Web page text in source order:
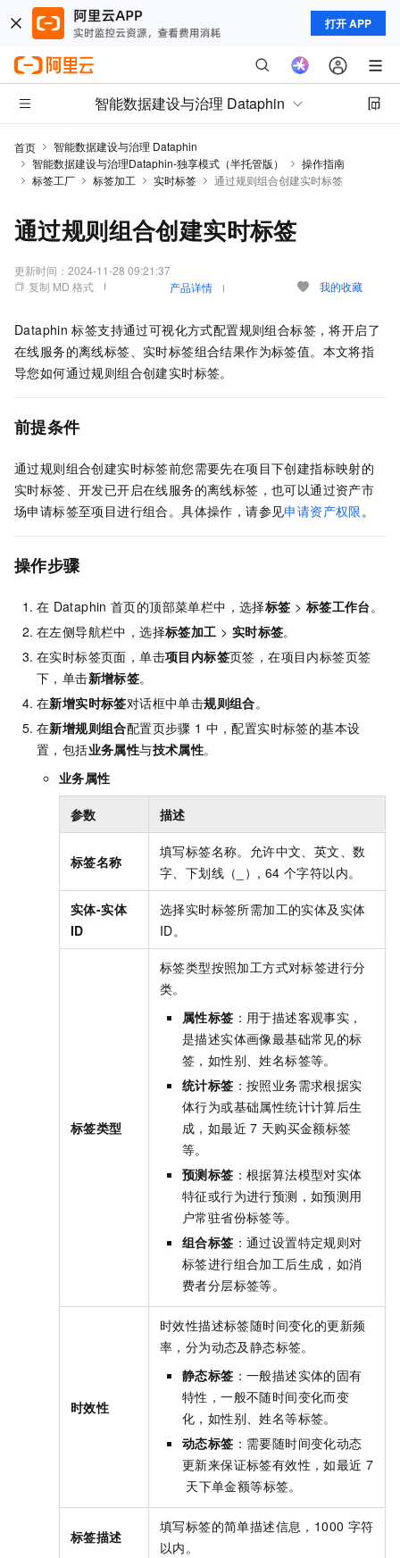
打开 APP
智能数据建设与治理 Dataphin
首页
智能数据建设与治理 Dataphin
智能数据建设与治理Dataphin-独享模式（半托管版）
操作指南
标签工厂
标签加工 实时标签 通过规则组合创建实时标签
通过规则组合创建实时标签
更新时间： 2024-11-28 09:21:37
复制 MD 格式
产品详情 我的收藏
Dataphin 标签支持通过可视化方式配置规则组合标签，将开启了
在线服务的离线标签、实时标签组合结果作为标签值。本文将指
导您如何通过规则组合创建实时标签。
前提条件
通过规则组合创建实时标签前您需要先在项目下创建指标映射的
实时标签、开发已开启在线服务的离线标签，也可以通过资产市
场申请标签至项目进行组合。具体操作，请参见申请资产权限。
操作步骤
在 Dataphin 首页的顶部菜单栏中，选择标签 > 标签工作台。
在左侧导航栏中，选择标签加工 > 实时标签。
在实时标签页面，单击项目内标签页签，在项目内标签页签
下，单击新增标签。
在新增实时标签对话框中单击规则组合。
在新增规则组合配置页步骤 1 中，配置实时标签的基本设
置，包括业务属性与技术属性。
业务属性
参数 描述
标签名称
填写标签名称。允许中文、英文、数
字、下划线（_）, 64 个字符以内。
实体-实体
ID
选择实时标签所需加工的实体及实体
ID。
标签类型
标签类型按照加工方式对标签进行分
类。
属性标签 ：用于描述客观事实，
是描述实体画像最基础常见的标
签，如性别、姓名标签等。
统计标签 ：按照业务需求根据实
体行为或基础属性统计计算后生
成，如最近 7 天购买金额标签
等。
预测标签 ：根据算法模型对实体
特征或行为进行预测，如预测用
户常驻省份标签等。
组合标签 ：通过设置特定规则对
标签进行组合加工后生成，如消
费者分层标签等。
时效性
时效性描述标签随时间变化的更新频
率，分为动态及静态标签。
静态标签 ：一般描述实体的固有
特性，一般不随时间变化而变
化，如性别、姓名等标签。
动态标签 ：需要随时间变化动态
更新来保证标签有效性，如最近 7
天下单金额等标签。
标签描述
填写标签的简单描述信息，1000 字符
以内。